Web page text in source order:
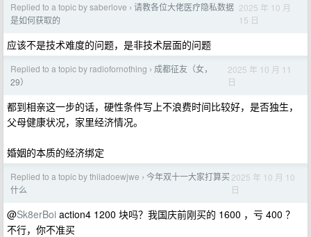
Replied to a topic by saberlove › 请教各位大佬医疗隐私数据
是如何获取的
2025 年 10 月
15 日
应该不是技术难度的问题，是非技术层面的问题
Replied to a topic by radiofornothing › 成都征友（女，
29）
2025 年 10 月 11
日
都到相亲这一步的话，硬性条件写上不浪费时间比较好，是否独生，
父母健康状况，家里经济情况。
婚姻的本质的经济绑定
Replied to a topic by thiiadoewjwe › 今年双十一大家打算买
什么
2025 年 10 月 10
日
@Sk8erBoi action4 1200 块吗？我国庆前刚买的 1600 ，亏 400 ？
不行，你不准买